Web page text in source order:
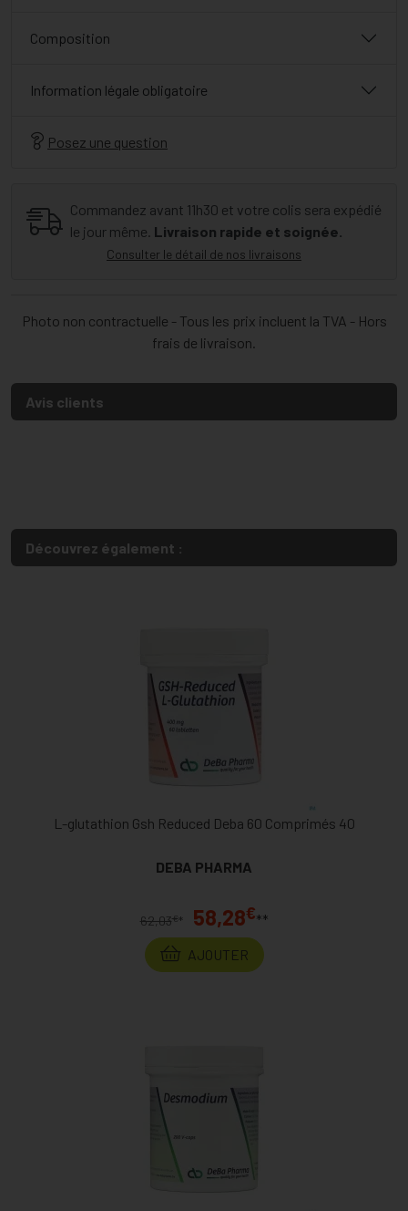
Composition
Information légale obligatoire
Posez une question
Commandez avant 11h30 et votre colis sera expédié
le jour même. Livraison rapide et soignée.
Consulter le détail de nos livraisons
Photo non contractuelle - Tous les prix incluent la TVA - Hors
frais de livraison.
Avis clients
Découvrez également :
L-glutathion Gsh Reduced Deba 60 Comprimés 40
DEBA PHARMA
62,03€ * 58,28€**
AJOUTER